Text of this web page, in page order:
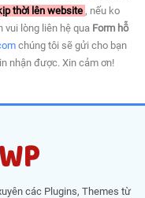
thời lên website , nếu ko
vui lòng liên hệ qua Form hỗ
chúng tôi sẽ gửi cho bạn
nhận được. Xin cảm ơn!
các Plugins, Themes từ